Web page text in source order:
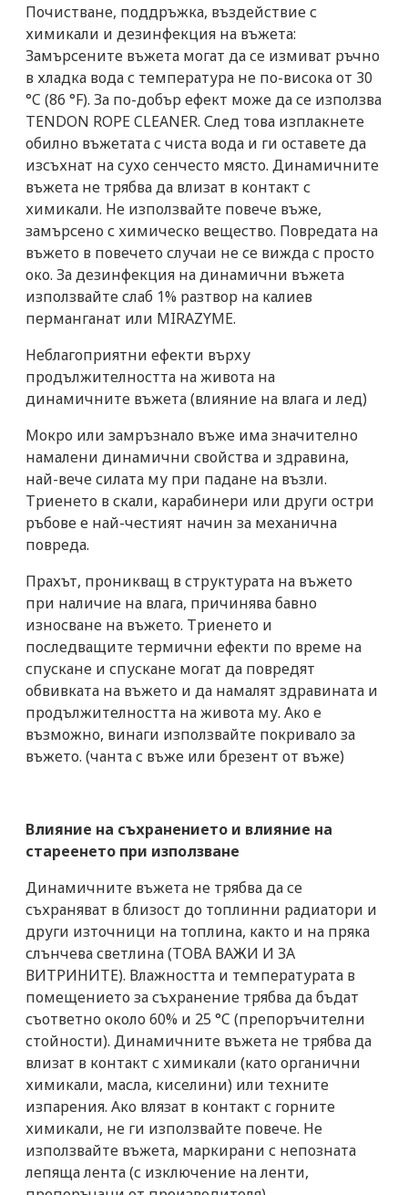
Почистване, поддръжка, въздействие с
химикали и дезинфекция на въжета:
Замърсените въжета могат да се измиват ръчно
в хладка вода с температура не по-висока от 30
°C (86 °F). За по-добър ефект може да се използва
TENDON ROPE CLEANER. След това изплакнете
обилно въжетата с чиста вода и ги оставете да
изсъхнат на сухо сенчесто място. Динамичните
въжета не трябва да влизат в контакт с
химикали. Не използвайте повече въже,
замърсено с химическо вещество. Повредата на
въжето в повечето случаи не се вижда с просто
око. За дезинфекция на динамични въжета
използвайте слаб 1% разтвор на калиев
перманганат или MIRAZYME.
Неблагоприятни ефекти върху
продължителността на живота на
динамичните въжета (влияние на влага и лед)
Мокро или замръзнало въже има значително
намалени динамични свойства и здравина,
най-вече силата му при падане на възли.
Триенето в скали, карабинери или други остри
ръбове е най-честият начин за механична
повреда.
Прахът, проникващ в структурата на въжето
при наличие на влага, причинява бавно
износване на въжето. Триенето и
последващите термични ефекти по време на
спускане и спускане могат да повредят
обвивката на въжето и да намалят здравината и
продължителността на живота му. Ако е
възможно, винаги използвайте покривало за
въжето. (чанта с въже или брезент от въже)
Влияние на съхранението и влияние на
стареенето при използване
Динамичните въжета не трябва да се
съхраняват в близост до топлинни радиатори и
други източници на топлина, както и на пряка
слънчева светлина (ТОВА ВАЖИ И ЗА
ВИТРИНИТЕ). Влажността и температурата в
помещението за съхранение трябва да бъдат
съответно около 60% и 25 °C (препоръчителни
стойности). Динамичните въжета не трябва да
влизат в контакт с химикали (като органични
химикали, масла, киселини) или техните
изпарения. Ако влязат в контакт с горните
химикали, не ги използвайте повече. Не
използвайте въжета, маркирани с непозната
лепяща лента (с изключение на ленти,